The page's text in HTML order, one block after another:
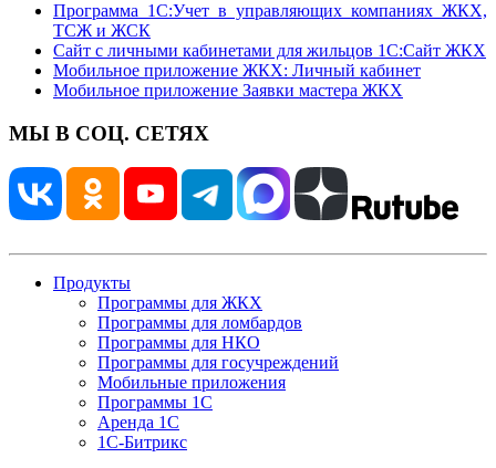
Программа 1C:Учет в управляющих компаниях ЖКХ,
ТСЖ и ЖСК
Сайт с личными кабинетами для жильцов 1С:Сайт ЖКХ
Мобильное приложение ЖКХ: Личный кабинет
Мобильное приложение Заявки мастера ЖКХ
МЫ В СОЦ. СЕТЯХ
Продукты
Программы для ЖКХ
Программы для ломбардов
Программы для НКО
Программы для госучреждений
Мобильные приложения
Программы 1С
Аренда 1С
1С-Битрикс